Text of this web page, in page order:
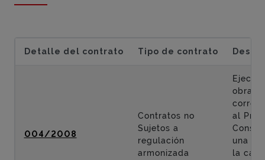
Detalle del contrato Tipo de contrato
004/2008
Contratos no
Sujetos a
regulación
armonizada
obras
al
una
la